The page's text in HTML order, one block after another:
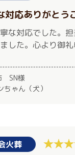
対応ありがとう
な対応でした。
した。心より御礼
SN様
ゃん（犬）
火葬